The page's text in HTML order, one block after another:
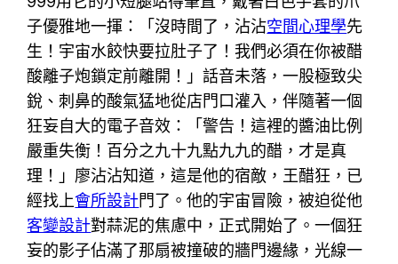
子優雅地一揮：「沒時間了，沾沾空間心理學先
生！宇宙水餃快要拉肚子了！我們必須在你被醋
酸離子炮鎖定前離開！」話音未落，一股極致尖
銳、刺鼻的酸氣猛地從店門口灌入，伴隨著一個
狂妄自大的電子音效：「警告！這裡的醬油比例
嚴重失衡！百分之九十九點九九的醋，才是真
理！」廖沾沾知道，這是他的宿敵，王醋狂，已
經找上會所設計門了。他的宇宙冒險，被迫從他
客變設計對蒜泥的焦慮中，正式開始了。一個狂
妄的影子佔滿了那扇被撞破的牆門邊緣，光線一